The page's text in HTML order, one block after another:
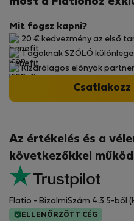
Az értékelés és a
következőkkel
Flatio - BizalmiSzám 4.3 5-ből
ELLENŐRZÖTT CÉG
Mit fogsz kapni?
20 € kedvezmény az első
Tagoknak SZÓLÓ
Kizárólagos előnyök
Csatlakozz